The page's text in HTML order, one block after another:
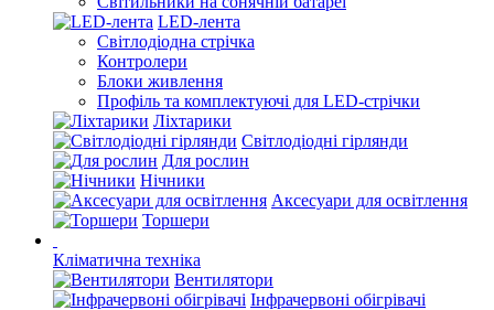
LED-лента
Світлодіодна стрічка
Контролери
Блоки живлення
Профіль та комплектуючі для LED-стрічки
Ліхтарики
Світлодіодні гірлянди
Для рослин
Нічники
Аксесуари для освітлення
Торшери
Кліматична техніка
Вентилятори
Інфрачервоні обігрівачі